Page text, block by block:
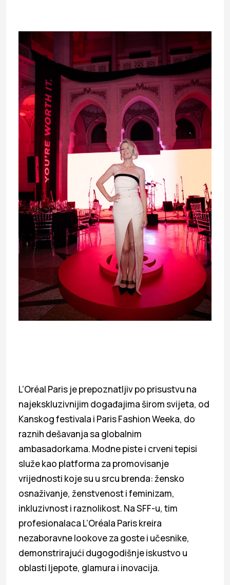
L’Oréal Paris je prepoznatljiv po prisustvu na
najekskluzivnijim događajima širom svijeta, od
Kanskog festivala i Paris Fashion Weeka, do
raznih dešavanja sa globalnim
ambasadorkama. Modne piste i crveni tepisi
služe kao platforma za promovisanje
vrijednosti koje su u srcu brenda: žensko
osnaživanje, ženstvenost i feminizam,
inkluzivnost i raznolikost. Na SFF-u, tim
profesionalaca L’Oréala Paris kreira
nezaboravne lookove za goste i učesnike,
demonstrirajući dugogodišnje iskustvo u
oblasti ljepote, glamura i inovacija.